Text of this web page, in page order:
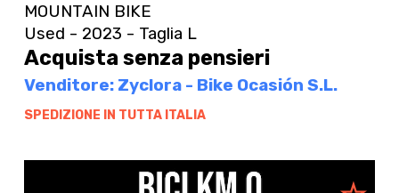
MOUNTAIN BIKE
Used - 2023 - Taglia L
Acquista senza pensieri
Venditore: Zyclora - Bike Ocasión S.L.
SPEDIZIONE IN TUTTA ITALIA